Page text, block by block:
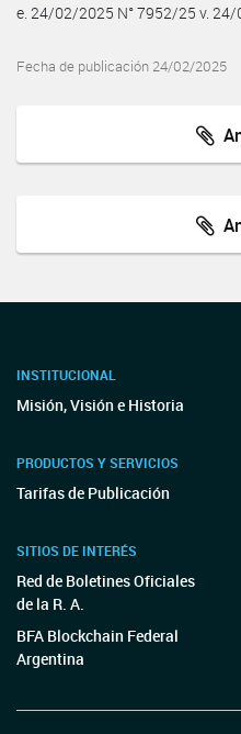
e. 24/02/2025 N° 7952/25 v.
Fecha de publicación 24/02/2025
INSTITUCIONAL
Misión, Visión e Historia
PRODUCTOS Y SERVICIOS
Tarifas de Publicación
SITIOS DE INTERÉS
Red de Boletines Oficiales
de la R. A.
BFA Blockchain Federal
Argentina